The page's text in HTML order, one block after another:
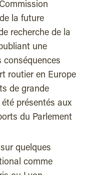
la future
recherche de la
une
conséquences
routier en Europe
de grande
présentés aux
du Parlement
quelques
comme